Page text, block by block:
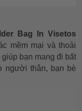
Bag In Visetos
mềm mại và thoải
bạn mang đi bất
người thân, bạn bè